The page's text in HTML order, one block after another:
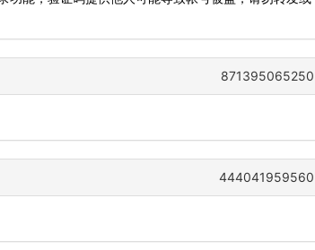
871395065250
444041959560